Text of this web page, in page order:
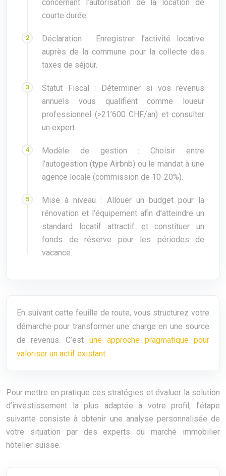
concernant l’autorisation de la location de
courte durée.
Déclaration : Enregistrer l’activité locative
auprès de la commune pour la collecte des
taxes de séjour.
Statut Fiscal : Déterminer si vos revenus
annuels vous qualifient comme loueur
professionnel (>21’600 CHF/an) et consulter
un expert.
Modèle de gestion : Choisir entre
l’autogestion (type Airbnb) ou le mandat à une
agence locale (commission de 10-20%).
Mise à niveau : Allouer un budget pour la
rénovation et l’équipement afin d’atteindre un
standard locatif attractif et constituer un
fonds de réserve pour les périodes de
vacance.
En suivant cette feuille de route, vous structurez votre
démarche pour transformer une charge en une source
de revenus. C’est une approche pragmatique pour
valoriser un actif existant.
Pour mettre en pratique ces stratégies et évaluer la solution
d’investissement la plus adaptée à votre profil, l’étape
suivante consiste à obtenir une analyse personnalisée de
votre situation par des experts du marché immobilier
hôtelier suisse.